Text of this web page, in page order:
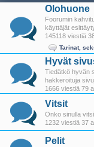
Olohuone
Foorumin
käyttäjät
145118 viestiä
Tarinat,
Hyvät
Tiedätkö hyvän
hakkeroituja
1666 viestiä 79
Vitsit
Onko sinulla
1232 viestiä 37
Pelit